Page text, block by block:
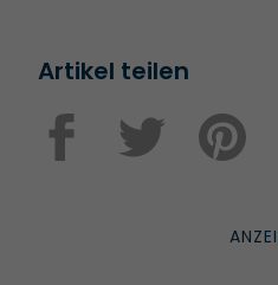
Artikel teilen